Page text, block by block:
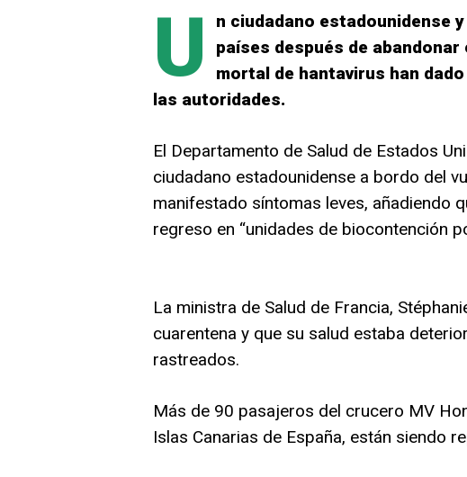
U
n ciudadano estadounidense
países después de
mortal de hantavirus han
las autoridades.
El Departamento de Salud de Estados
ciudadano estadounidense a bordo del
manifestado síntomas leves, añadiendo
regreso en “unidades de biocontención
La ministra de Salud de Francia,
cuarentena y que su salud estaba
rastreados.
Más de 90 pasajeros del crucero MV
Islas Canarias de España, están siendo